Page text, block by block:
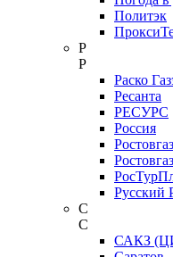
Политэк
Р
Р
Раско
Ресанта
РЕСУРС
Россия
Русский
С
С
САКЗ